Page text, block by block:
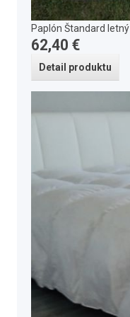
Paplón Štandard letný
62,40 €
Detail produktu